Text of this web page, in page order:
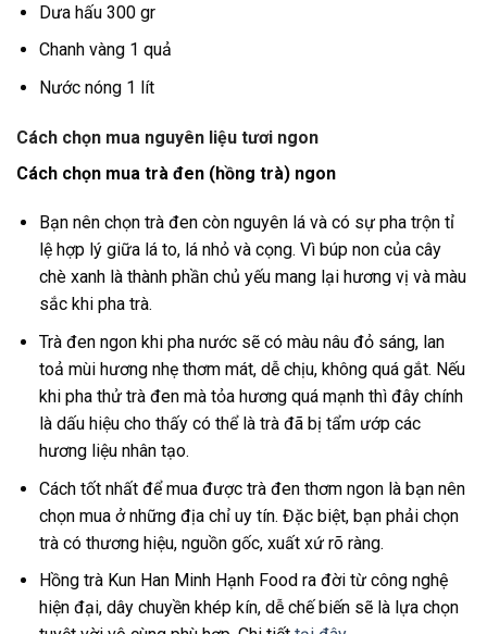
Dưa hấu 300 gr
Chanh vàng 1 quả
Nước nóng 1 lít
Cách chọn mua nguyên liệu tươi ngon
Cách chọn mua trà đen (hồng trà) ngon
Bạn nên chọn trà đen còn nguyên lá và có sự pha trộn tỉ
lệ hợp lý giữa lá to, lá nhỏ và cọng. Vì búp non của cây
chè xanh là thành phần chủ yếu mang lại hương vị và màu
sắc khi pha trà.
Trà đen ngon khi pha nước sẽ có màu nâu đỏ sáng, lan
toả mùi hương nhẹ thơm mát, dễ chịu, không quá gắt. Nếu
khi pha thử trà đen mà tỏa hương quá mạnh thì đây chính
là dấu hiệu cho thấy có thể là trà đã bị tẩm ướp các
hương liệu nhân tạo.
Cách tốt nhất để mua được trà đen thơm ngon là bạn nên
chọn mua ở những địa chỉ uy tín. Đặc biệt, bạn phải chọn
trà có thương hiệu, nguồn gốc, xuất xứ rõ ràng.
Hồng trà Kun Han Minh Hạnh Food ra đời từ công nghệ
hiện đại, dây chuyền khép kín, dễ chế biến sẽ là lựa chọn